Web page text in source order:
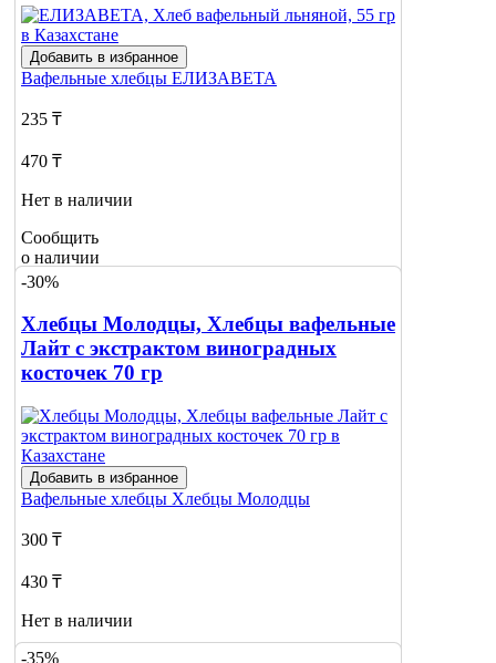
Добавить в избранное
Вафельные хлебцы ЕЛИЗАВЕТА
235 ₸
470 ₸
Нет в наличии
Сообщить
о наличии
-30%
Хлебцы Молодцы, Хлебцы вафельные
Лайт с экстрактом виноградных
косточек 70 гр
Добавить в избранное
Вафельные хлебцы Хлебцы Молодцы
300 ₸
430 ₸
Нет в наличии
Сообщить
-35%